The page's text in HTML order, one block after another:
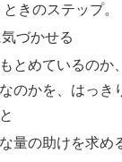
きのステップ。
づかせる
とめているのか
のかを、はっき
量の助けを求め